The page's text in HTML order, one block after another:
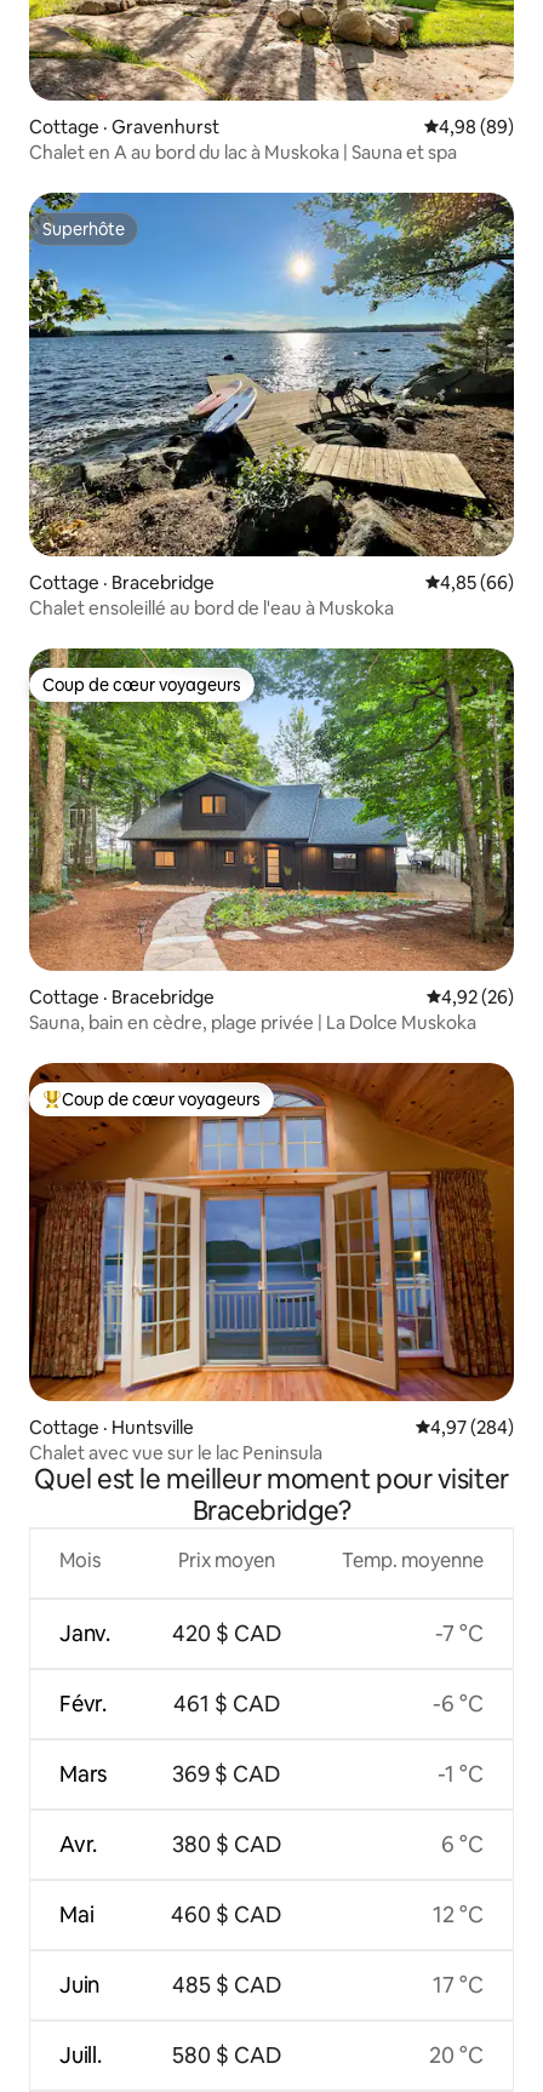
Cottage · Gravenhurst Note
4,98 (89)
Chalet en A au bord du lac à Muskoka | Sauna et spa
Superhôte
Superhôte
Cottage · Bracebridge Note
4,85 (66)
Chalet ensoleillé au bord de l'eau à Muskoka
Coup de cœur voyageurs
Coup de cœur voyageurs
Cottage · Bracebridge Note
4,92 (26)
Sauna, bain en cèdre, plage privée | La Dolce Muskoka
Coup de cœur voyageurs parmi les plus aimés
Coup de cœur voyageurs
Cottage · Huntsville Note
4,97 (284)
Chalet avec vue sur le lac Peninsula
Quel est le meilleur moment pour visiter
Bracebridge?
Mois
Janv.
Févr.
Mars
Avr.
Mai
Juin
Juill.
Prix moyen
420 $ CAD
461 $ CAD
369 $ CAD
380 $ CAD
460 $ CAD
485 $ CAD
580 $ CAD
Temp. moyenne
-7 °C
-6 °C
-1 °C
6 °C
12 °C
17 °C
20 °C